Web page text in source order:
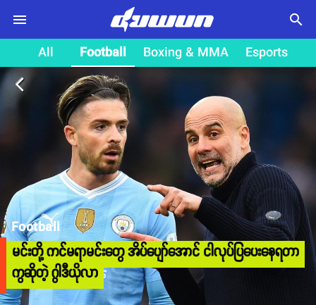
search
All Football Boxing & MMA Esports
arrow_back_ios
Football
မင်းတို့ ကင်မရာမင်းတွေ အိပ်ပျော်အောင် ငါလုပ်ပြပေးနေရတာ
ကွဆိုတဲ့ ဂွါဒီယိုလာ